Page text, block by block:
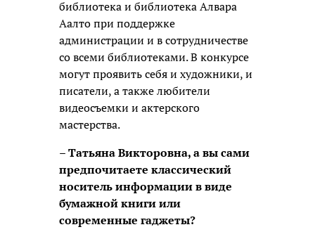
библиотека и библиотека Алвара
Аалто при поддержке
администрации и в сотрудничестве
со всеми библиотеками. В конкурсе
могут проявить себя и художники, и
писатели, а также любители
видеосъемки и актерского
мастерства.
– Татьяна Викторовна, а вы сами
предпочитаете классический
носитель информации в виде
бумажной книги или
современные гаджеты?